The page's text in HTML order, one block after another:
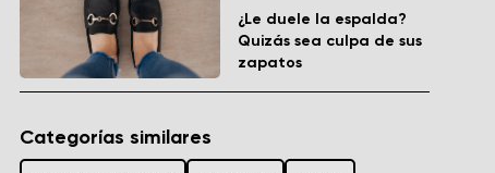
¿Le duele la espalda?
Quizás sea culpa de sus
zapatos
Categorías similares